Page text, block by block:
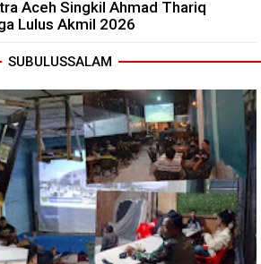
Aceh Singkil Ahmad Thariq
Lulus Akmil 2026
SUBULUSSALAM